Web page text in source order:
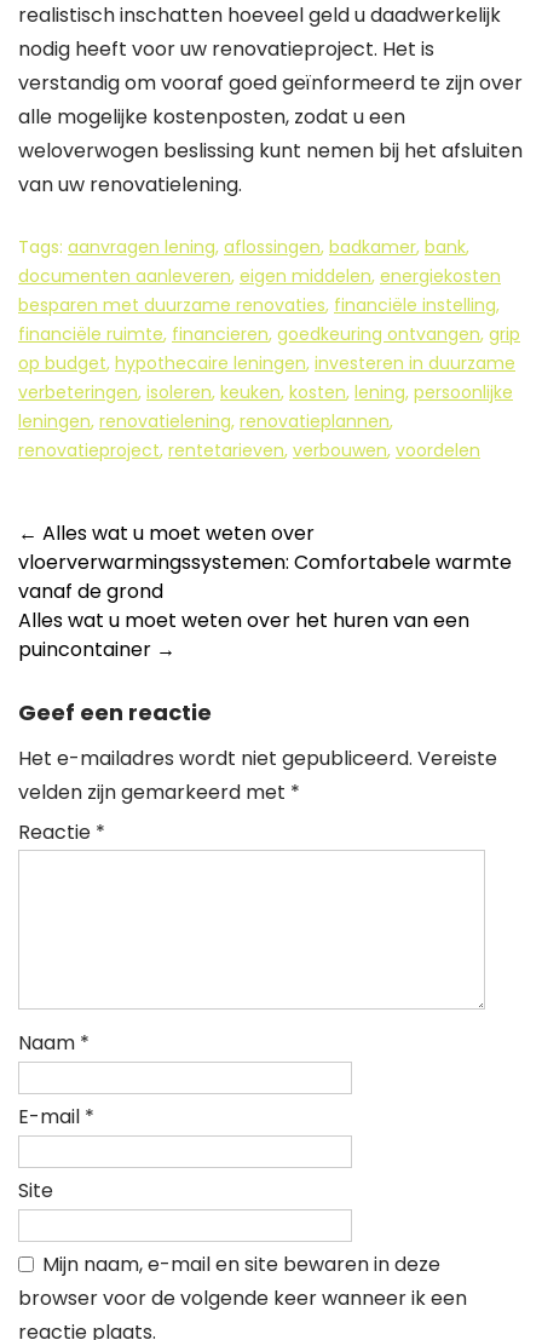
realistisch inschatten hoeveel geld u daadwerkelijk
nodig heeft voor uw renovatieproject. Het is
verstandig om vooraf goed geïnformeerd te zijn over
alle mogelijke kostenposten, zodat u een
weloverwogen beslissing kunt nemen bij het afsluiten
van uw renovatielening.
Tags: aanvragen lening, aflossingen, badkamer, bank,
documenten aanleveren, eigen middelen, energiekosten
besparen met duurzame renovaties, financiële instelling,
financiële ruimte, financieren, goedkeuring ontvangen, grip
op budget, hypothecaire leningen, investeren in duurzame
verbeteringen, isoleren, keuken, kosten, lening, persoonlijke
leningen, renovatielening, renovatieplannen,
renovatieproject, rentetarieven, verbouwen, voordelen
Berichtnavigatie
← Alles wat u moet weten over
vloerverwarmingssystemen: Comfortabele warmte
vanaf de grond
Alles wat u moet weten over het huren van een
puincontainer →
Geef een reactie
Het e-mailadres wordt niet gepubliceerd. Vereiste
velden zijn gemarkeerd met *
Reactie *
Naam *
E-mail *
Site
Mijn naam, e-mail en site bewaren in deze
browser voor de volgende keer wanneer ik een
reactie plaats.